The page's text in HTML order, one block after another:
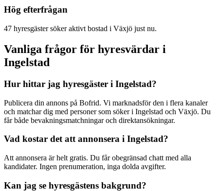
Hög efterfrågan
47 hyresgäster söker aktivt bostad i Växjö just nu.
Vanliga frågor för hyresvärdar i
Ingelstad
Hur hittar jag hyresgäster i Ingelstad?
Publicera din annons på Bofrid. Vi marknadsför den i flera kanaler
och matchar dig med personer som söker i Ingelstad och Växjö. Du
får både bevakningsmatchningar och direktansökningar.
Vad kostar det att annonsera i Ingelstad?
Att annonsera är helt gratis. Du får obegränsad chatt med alla
kandidater. Ingen prenumeration, inga dolda avgifter.
Kan jag se hyresgästens bakgrund?